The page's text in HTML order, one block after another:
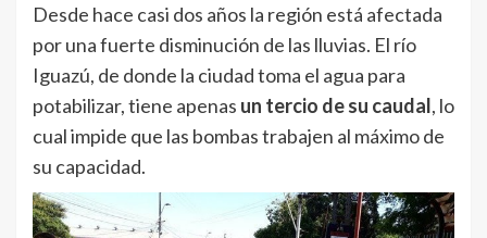
Desde hace casi dos años la región está afectada
por una fuerte disminución de las lluvias. El río
Iguazú, de donde la ciudad toma el agua para
potabilizar, tiene apenas un tercio de su caudal, lo
cual impide que las bombas trabajen al máximo de
su capacidad.